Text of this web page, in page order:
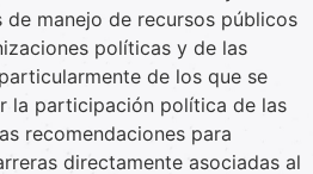
manejo de recursos públicos
políticas y de las
de los que se
la participación política de las
recomendaciones para
directamente asociadas al